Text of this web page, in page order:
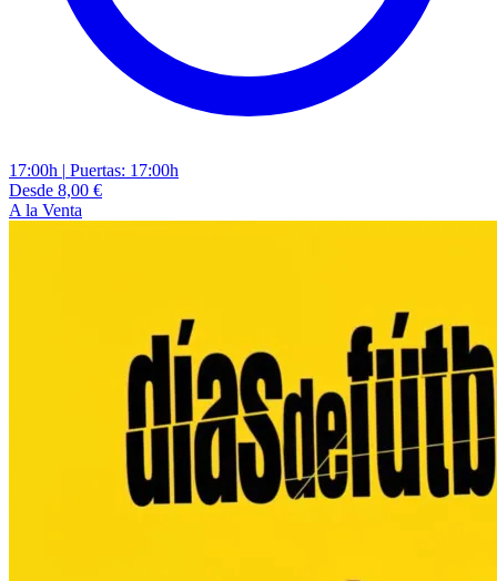
17:00h | Puertas: 17:00h
Desde 8,00 €
A la Venta